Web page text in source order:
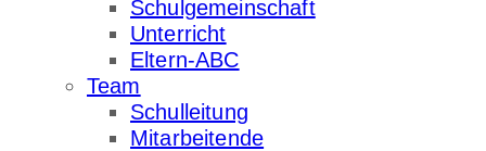
Schulgemeinschaft
Unterricht
Eltern-ABC
Team
Schulleitung
Mitarbeitende